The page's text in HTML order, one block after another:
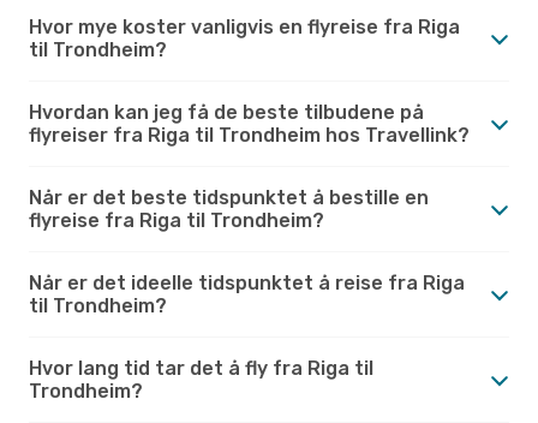
Hvor mye koster vanligvis en flyreise fra Riga
til Trondheim?
Hvordan kan jeg få de beste tilbudene på
flyreiser fra Riga til Trondheim hos Travellink?
Når er det beste tidspunktet å bestille en
flyreise fra Riga til Trondheim?
Når er det ideelle tidspunktet å reise fra Riga
til Trondheim?
Hvor lang tid tar det å fly fra Riga til
Trondheim?